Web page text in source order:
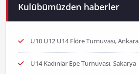
Kulübümüzden haberler
U10 U12 U14 Flöre Turnuvası, Ankara
U14 Kadınlar Epe Turnuvası, Sakarya